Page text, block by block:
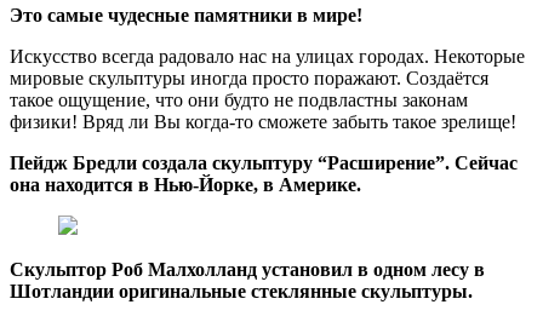
Это самые чудесные памятники в мире!
Искусство всегда радовало нас на улицах городах. Некоторые
мировые скульптуры иногда просто поражают. Создаётся
такое ощущение, что они будто не подвластны законам
физики! Вряд ли Вы когда-то сможете забыть такое зрелище!
Пейдж Бредли создала скульптуру “Расширение”. Сейчас
она находится в Нью-Йорке, в Америке.
Скульптор Роб Малхолланд установил в одном лесу в
Шотландии оригинальные стеклянные скульптуры.